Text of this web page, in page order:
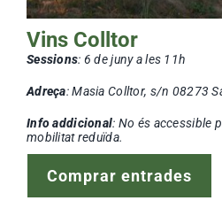
Vins Colltor
Sessions: 6 de juny a les 11h
Adreça: Masia Colltor, s/n 08273
Info addicional: No és accessible
mobilitat reduïda.
Comprar entrades